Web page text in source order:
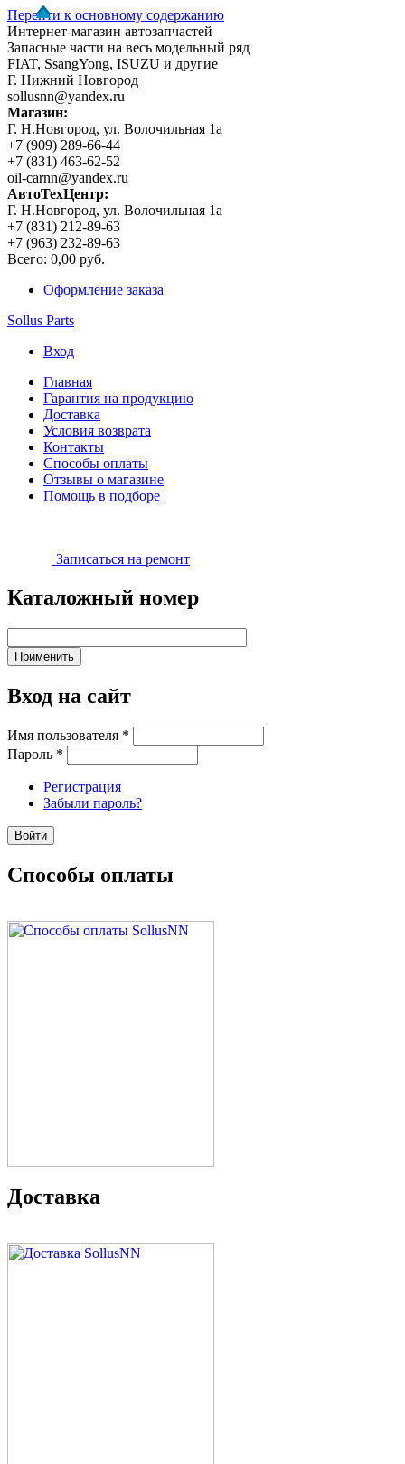
Перейти к основному содержанию
Интернет-магазин автозапчастей
Запасные части на весь модельный ряд
FIAT, SsangYong, ISUZU и другие
Г. Нижний Новгород
sollusnn@yandex.ru
Магазин:
Г. Н.Новгород, ул. Волочильная 1а
+7 (909) 289-66-44
+7 (831) 463-62-52
oil-carnn@yandex.ru
АвтоТехЦентр:
Г. Н.Новгород, ул. Волочильная 1а
+7 (831) 212-89-63
+7 (963) 232-89-63
Всего: 0,00 руб.
Оформление заказа
Sollus Parts
Вход
Главная
Гарантия на продукцию
Доставка
Условия возврата
Контакты
Способы оплаты
Отзывы о магазине
Помощь в подборе
Записаться на ремонт
Каталожный номер
Вход на сайт
Имя пользователя *
Пароль *
Регистрация
Забыли пароль?
Способы оплаты
Доставка